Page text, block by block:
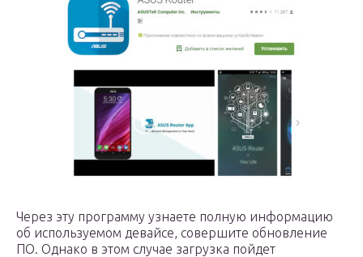
Через эту программу узнаете полную информацию
об используемом девайсе, совершите обновление
ПО. Однако в этом случае загрузка пойдет